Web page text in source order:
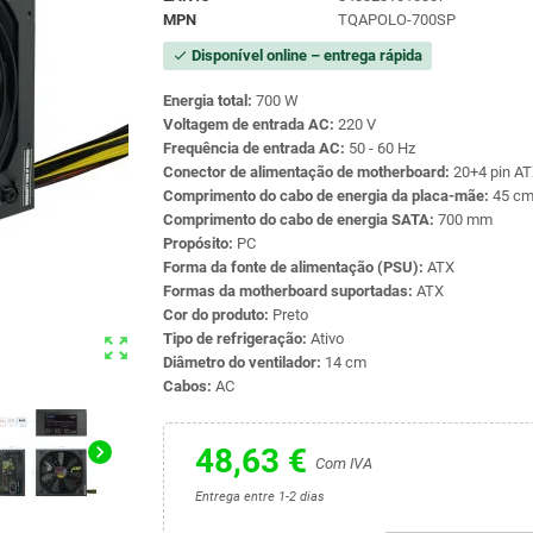
zoom_out_map
chevron_right
MPN
TQAPOLO-700SP
check Disponível online – entrega rápida
Energia total: 700 W
Voltagem de entrada AC: 220 V
Frequência de entrada AC: 50 - 60 Hz
Conector de alimentação de motherboard: 20+4 pin
Comprimento do cabo de energia da placa-mãe: 45 cm
Comprimento do cabo de energia SATA: 700 mm
Propósito: PC
Forma da fonte de alimentação (PSU): ATX
Formas da motherboard suportadas: ATX
Cor do produto: Preto
Tipo de refrigeração: Ativo
Diâmetro do ventilador: 14 cm
Cabos: AC
48,63 € Com IVA
Entrega entre 1-2 dias